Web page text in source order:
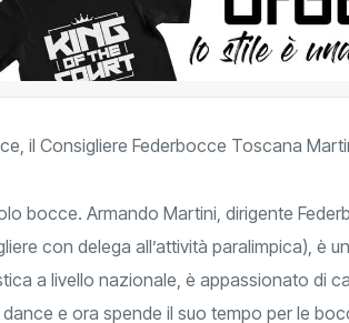
bocce. Armando Martini, dirigente
con delega all’attività paralimpica), è
a livello nazionale, è appassionato di
e ora spende il suo tempo per le